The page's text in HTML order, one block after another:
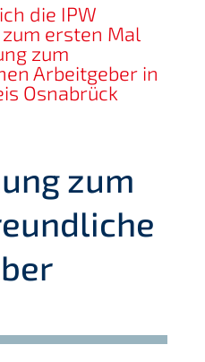
die IPW
ersten Mal
zum
Arbeitgeber in
Osnabrück
zum